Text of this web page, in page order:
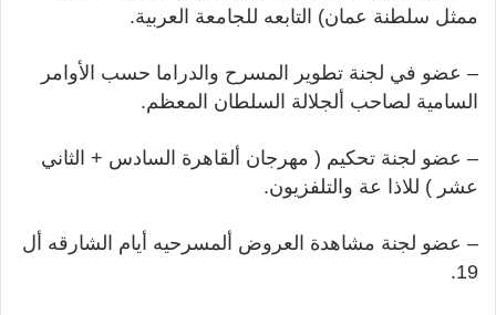
ممثل سلطنة عمان) التابعه للجامعة العربية.
– عضو في لجنة تطوير المسرح والدراما حسب الأوامر
السامية لصاحب ألجلالة السلطان المعظم.
– عضو لجنة تحكيم ( مهرجان ألقاهرة السادس + الثاني
عشر ) للاذا عة والتلفزيون.
– عضو لجنة مشاهدة العروض ألمسرحيه أيام الشارقه أل
19.